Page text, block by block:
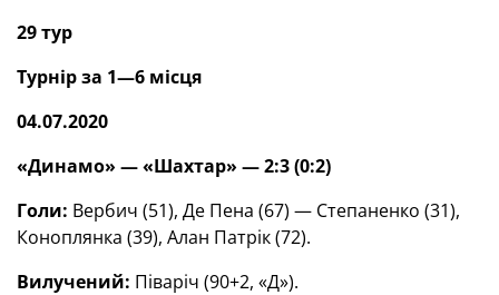
29 тур
Турнір за 1—6 місця
04.07.2020
«Динамо» — «Шахтар» — 2:3 (0:2)
Голи: Вербич (51), Де Пена (67) — Степаненко (31),
Коноплянка (39), Алан Патрік (72).
Вилучений: Піваріч (90+2, «Д»).